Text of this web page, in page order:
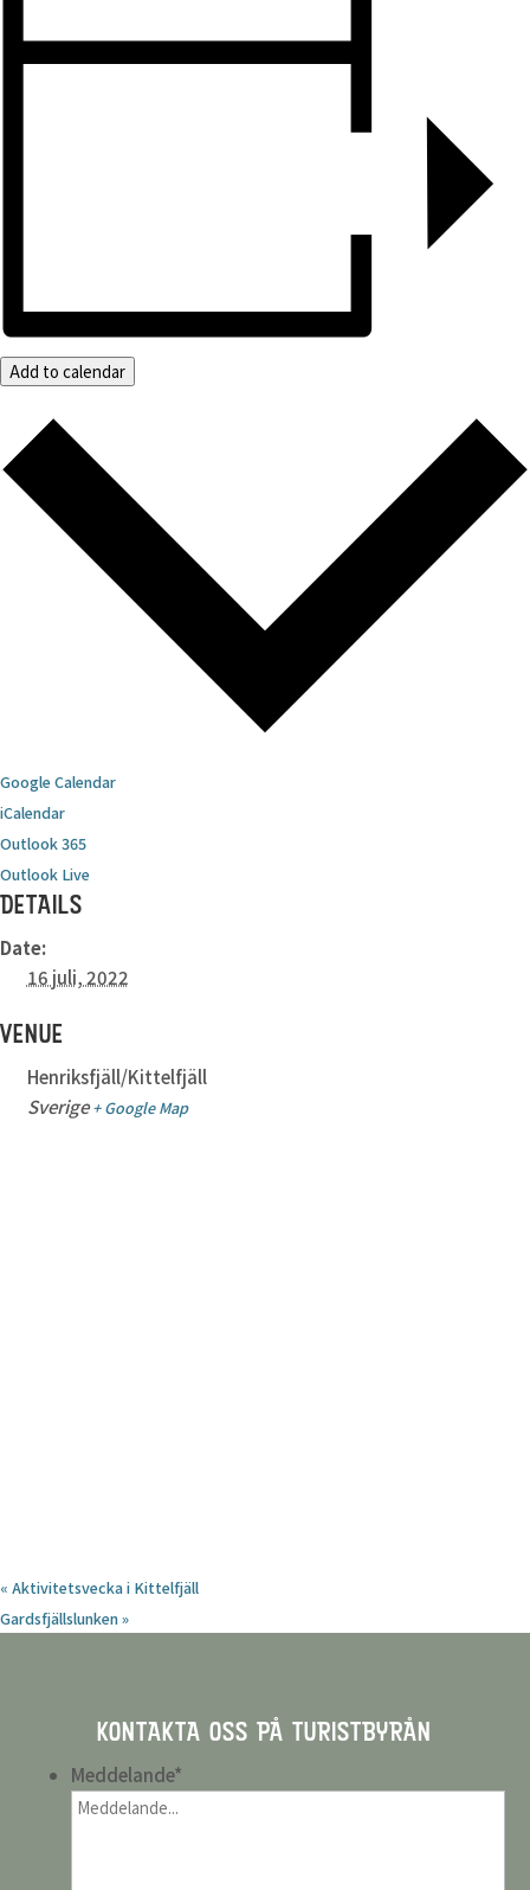
Add to calendar
Google Calendar
iCalendar
Outlook 365
Outlook Live
DETAILS
Date:
16 juli, 2022
VENUE
Henriksfjäll/Kittelfjäll
Sverige + Google Map
« Aktivitetsvecka i Kittelfjäll
Gardsfjällslunken»
KONTAKTA OSS PÅ TURISTBYRÅN
Meddelande*